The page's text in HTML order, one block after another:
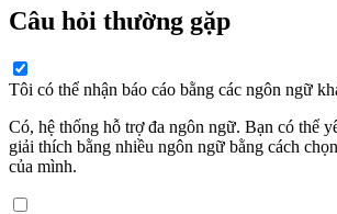
Câu hỏi thường gặp
Tôi có thể nhận báo cáo bằng các ngôn ngữ
Có, hệ thống hỗ trợ đa ngôn ngữ. Bạn có thể
giải thích bằng nhiều ngôn ngữ bằng cách
của mình.